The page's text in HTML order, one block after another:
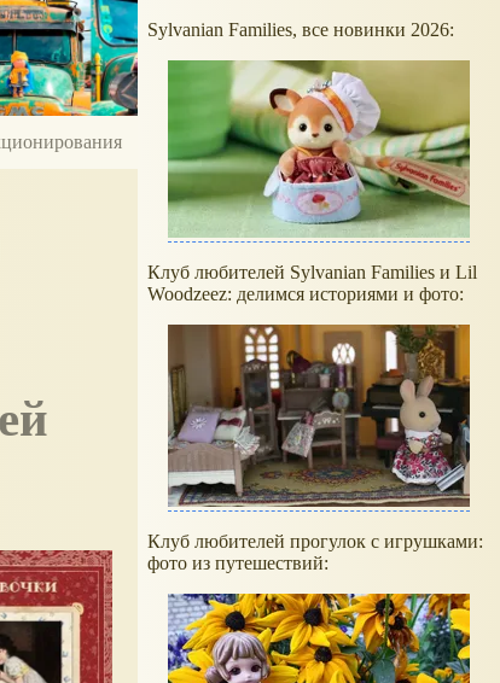
Sylvanian Families, все новинки 2026:
Клуб любителей Sylvanian Families и Lil
Woodzeez: делимся историями и фото:
Клуб любителей прогулок с игрушками:
фото из путешествий: